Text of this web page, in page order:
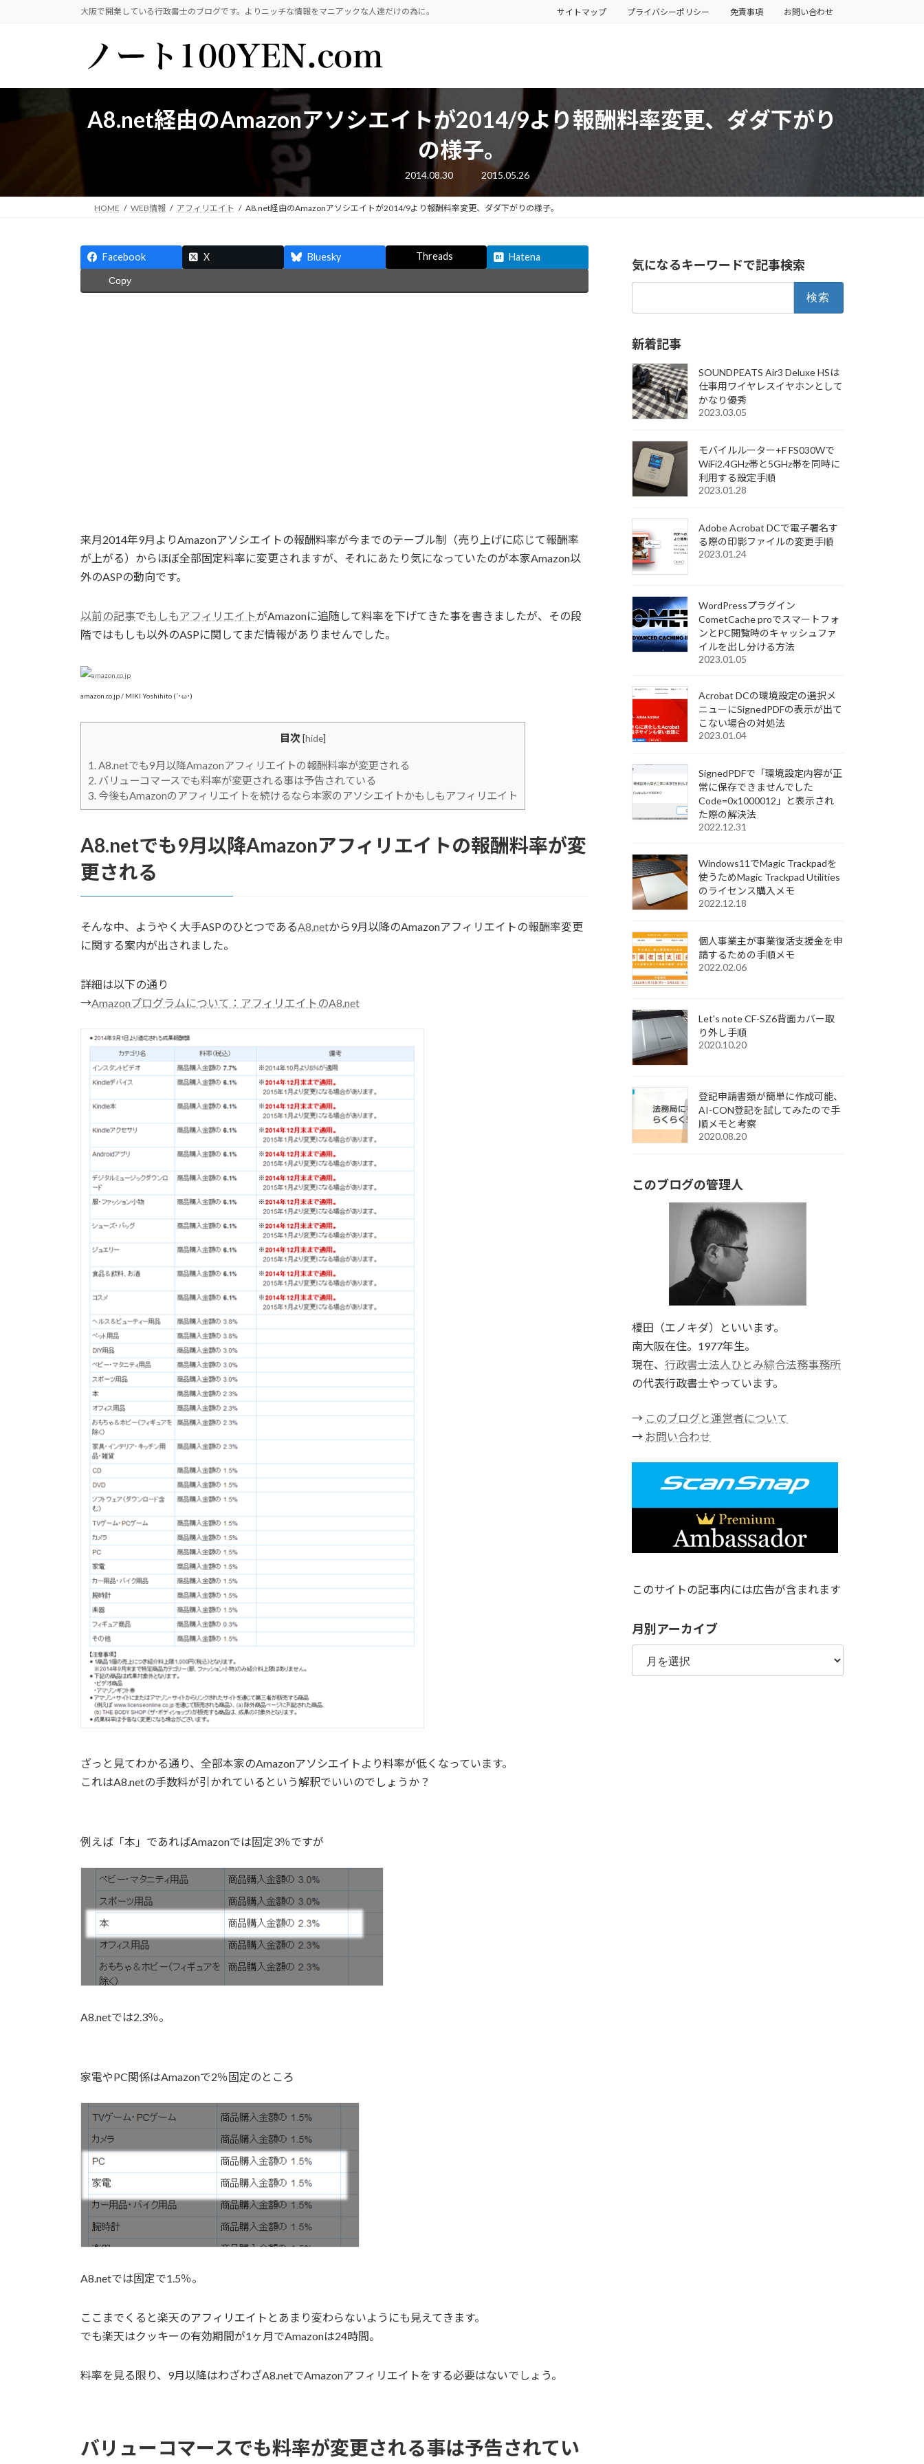
へ
キ
ョ
に
大阪で開業している行政書士のブログです。よりニッチな情報をマニアックな人達だけの為に。 サイトマップ プライバシーポリシー 免責事項 お問い合わせ
A8.net経由のAmazonアソシエイトが2014/9より報酬料率変更、ダダ下がり
の様子。
2014.08.30
最
終
新
日
2015.05.26
HOME WEB情報 アフィリエイト A8.net経由のAmazonアソシエイトが2014/9より報酬料率変更、ダダ下がりの様子。
Facebook X Bluesky Threads Hatena
Copy
来月2014年9月よりAmazonアソシエイトの報酬料率が今までのテーブル制（売り上げに応じて報酬率
が上がる）からほぼ全部固定料率に変更されますが、それにあたり気になっていたのが本家Amazon以
外のASPの動向です。
以前の記事でもしもアフィリエイトがAmazonに追随して料率を下げてきた事を書きましたが、その段
階ではもしも以外のASPに関してまだ情報がありませんでした。
amazon.co.jp / MIKI Yoshihito (´･ω･)
目次[hide]
1.A8.netでも9月以降Amazonアフィリエイトの報酬料率が変更される
2. バリューコマースでも料率が変更される事は予告されている
3.今後もAmazonのアフィリエイトを続けるなら本家のアソシエイトかもしもアフィリエイト
A8.netでも9月以降Amazonアフィリエイトの報酬料率が変
更される
そんな中、ようやく大手ASPのひとつであるA8.netから9月以降のAmazonアフィリエイトの報酬率変更
に関する案内が出されました。
詳細は以下の通り
→Amazonプログラムについて：アフィリエイトのA8.net
ざっと見てわかる通り、全部本家のAmazonアソシエイトより料率が低くなっています。
これはA8.netの手数料が引かれているという解釈でいいのでしょうか？
例えば「本」であればAmazonでは固定3％ですが
A8.netでは2.3％。
家電やPC関係はAmazonで2％固定のところ
A8.netでは固定で1.5％。
ここまでくると楽天のアフィリエイトとあまり変わらないようにも見えてきます。
でも楽天はクッキーの有効期間が1ヶ月でAmazonは24時間。
料率を見る限り、9月以降はわざわざA8.netでAmazonアフィリエイトをする必要はないでしょう。
バリューコマースでも料率が変更される事は予告されてい
気になるキーワードで記事検索
新着記事
SOUNDPEATS Air3 Deluxe HSは
仕事用ワイヤレスイヤホンとして
かなり優秀
2023.03.05
モバイルルーター+F FS030Wで
WiFi2.4GHz帯と5GHz帯を同時に
利用する設定手順
2023.01.28
Adobe Acrobat DCで電子署名す
る際の印影ファイルの変更手順
2023.01.24
WordPressプラグイン
CometCache proでスマートフォ
ンとPC閲覧時のキャッシュファ
イルを出し分ける方法
2023.01.05
Acrobat DCの環境設定の選択メ
ニューにSignedPDFの表示が出て
こない場合の対処法
2023.01.04
SignedPDFで「環境設定内容が正
常に保存できませんでした
Code=0x1000012」と表示され
た際の解決法
2022.12.31
Windows11でMagic Trackpadを
使うためMagic Trackpad Utilities
のライセンス購入メモ
2022.12.18
個人事業主が事業復活支援金を申
請するための手順メモ
2022.02.06
Let's note CF-SZ6背面カバー取
り外し手順
2020.10.20
登記申請書類が簡単に作成可能、
AI-CON登記を試してみたので手
順メモと考察
2020.08.20
このブログの管理人
榎田（エノキダ）といいます。
南大阪在住。1977年生。
現在、行政書士法人ひとみ綜合法務事務所
の代表行政書士やっています。
→ このブログと運営者について
→ お問い合わせ
このサイトの記事内には広告が含まれます
月別アーカイブ
月
ア